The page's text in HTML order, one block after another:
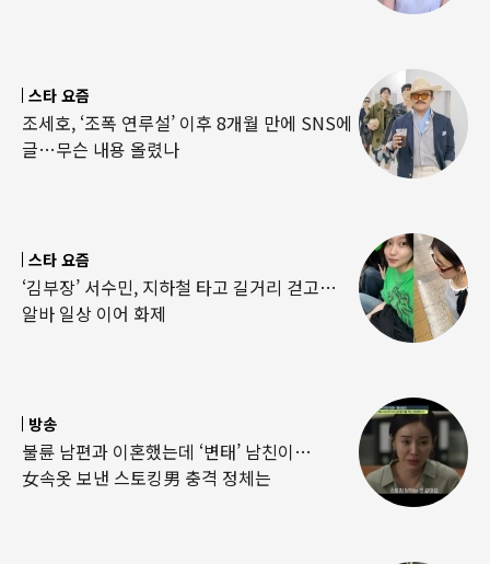
스타 요즘
조세호, ‘조폭 연루설’ 이후 8개월 만에 SNS에
글…무슨 내용 올렸나
스타 요즘
‘김부장’ 서수민, 지하철 타고 길거리 걷고…
알바 일상 이어 화제
방송
불륜 남편과 이혼했는데 ‘변태’ 남친이…
女속옷 보낸 스토킹男 충격 정체는